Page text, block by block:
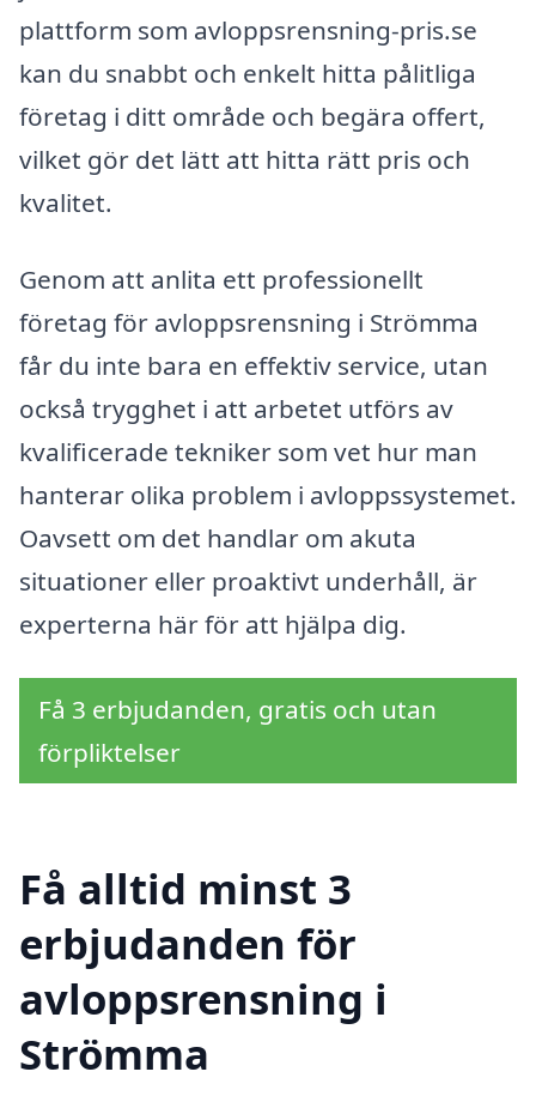
plattform som avloppsrensning-pris.se
kan du snabbt och enkelt hitta pålitliga
företag i ditt område och begära offert,
vilket gör det lätt att hitta rätt pris och
kvalitet.
Genom att anlita ett professionellt
företag för avloppsrensning i Strömma
får du inte bara en effektiv service, utan
också trygghet i att arbetet utförs av
kvalificerade tekniker som vet hur man
hanterar olika problem i avloppssystemet.
Oavsett om det handlar om akuta
situationer eller proaktivt underhåll, är
experterna här för att hjälpa dig.
Få 3 erbjudanden, gratis och utan
förpliktelser
Få alltid minst 3
erbjudanden för
avloppsrensning i
Strömma